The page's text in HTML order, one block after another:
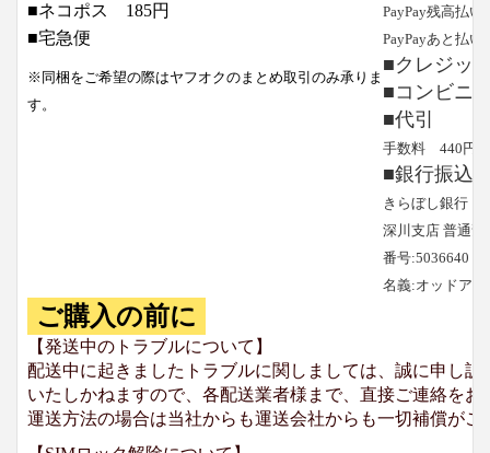
■ネコポス 185円
■宅急便
※同梱をご希望の際はヤフオクのまとめ取引のみ承りま
す。
PayPay残高払い
PayPayあと払い
■クレジッ
■コンビニ
■代引
手数料 440円と
■銀行振込
きらぼし銀行
深川支店 普通預
番号:5036640
名義:オッドア
ご購入の前に
【発送中のトラブルについて】
配送中に起きましたトラブルに関しましては、誠に申し
いたしかねますので、各配送業者様まで、直接ご連絡を
運送方法の場合は当社からも運送会社からも一切補償がご